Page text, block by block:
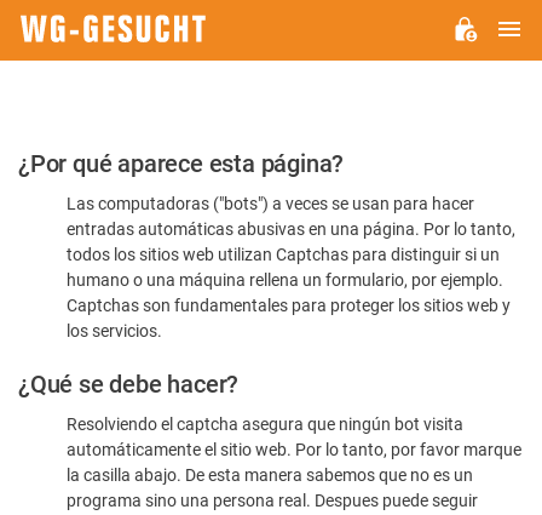
Por
favor,
confirme
humano
¿Por qué aparece esta página?
Las computadoras ("bots") a veces se usan para hacer
entradas automáticas abusivas en una página. Por lo tanto,
todos los sitios web utilizan Captchas para distinguir si un
humano o una máquina rellena un formulario, por ejemplo.
Captchas son fundamentales para proteger los sitios web y
los servicios.
¿Qué se debe hacer?
Resolviendo el captcha asegura que ningún bot visita
automáticamente el sitio web. Por lo tanto, por favor marque
la casilla abajo. De esta manera sabemos que no es un
programa sino una persona real. Despues puede seguir